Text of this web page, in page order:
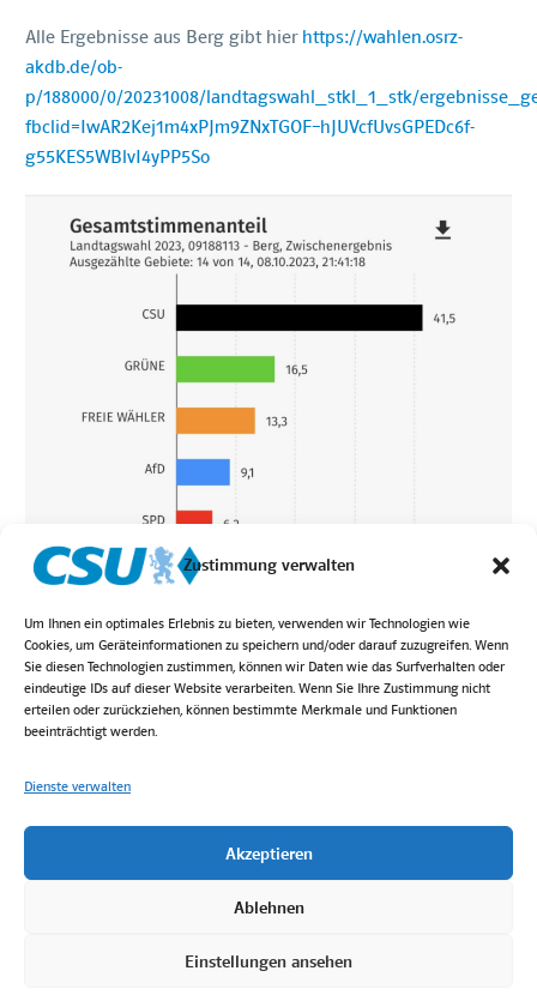
Zustimmung verwalten
Um Ihnen ein optimales Erlebnis zu bieten, verwenden wir Technologien wie
Cookies, um Geräteinformationen zu speichern und/oder darauf zuzugreifen. Wenn
Sie diesen Technologien zustimmen, können wir Daten wie das Surfverhalten oder
eindeutige IDs auf dieser Website verarbeiten. Wenn Sie Ihre Zustimmung nicht
erteilen oder zurückziehen, können bestimmte Merkmale und Funktionen
beeinträchtigt werden.
Dienste verwalten
Akzeptieren
Ablehnen
Einstellungen ansehen
Alle Ergebnisse aus Berg gibt hier https://wahlen.osrz-
akdb.de/ob-
p/188000/0/20231008/landtagswahl_stkl_1_stk/
fbclid=IwAR2Kej1m4xPJm9ZNxTGOF–hJUVcfUvsGPEDc6f-
g55KES5WBlvI4yPP5So
Impressum
Bilder von Höck Fotografie